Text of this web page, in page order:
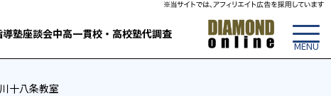
導塾座談会中高一貫校・高校塾代調査
十八条教室